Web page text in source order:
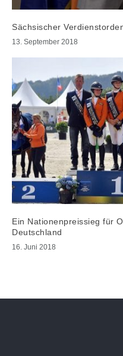
Sächsischer
13. September 2018
Ein Nationenpreissieg für
Deutschland
16. Juni 2018